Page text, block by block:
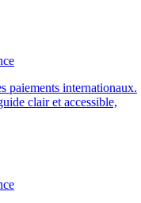
paiements internationaux.
clair et accessible,